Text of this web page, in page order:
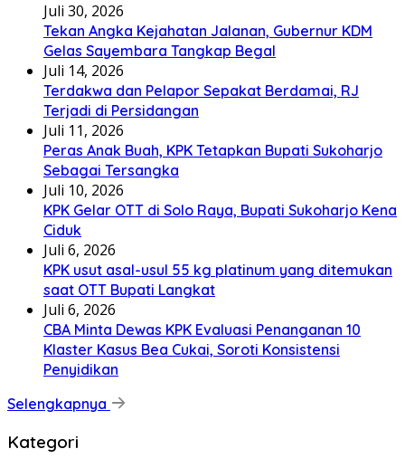
Juli 30, 2026
Tekan Angka Kejahatan Jalanan, Gubernur KDM
Gelas Sayembara Tangkap Begal
Juli 14, 2026
Terdakwa dan Pelapor Sepakat Berdamai, RJ
Terjadi di Persidangan
Juli 11, 2026
Peras Anak Buah, KPK Tetapkan Bupati Sukoharjo
Sebagai Tersangka
Juli 10, 2026
KPK Gelar OTT di Solo Raya, Bupati Sukoharjo Kena
Ciduk
Juli 6, 2026
KPK usut asal-usul 55 kg platinum yang ditemukan
saat OTT Bupati Langkat
Juli 6, 2026
CBA Minta Dewas KPK Evaluasi Penanganan 10
Klaster Kasus Bea Cukai, Soroti Konsistensi
Penyidikan
Selengkapnya
Kategori